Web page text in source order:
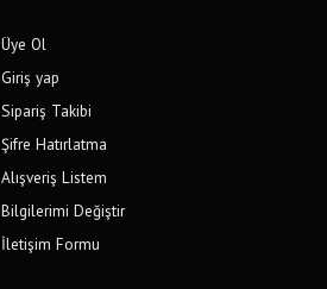
Üye Ol
Giriş yap
Sipariş Takibi
Şifre Hatırlatma
Alışveriş Listem
Bilgilerimi Değiştir
İletişim Formu